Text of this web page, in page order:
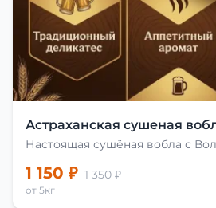
Астраханская сушеная
Настоящая сушёная вобла с
1 150 ₽ 1 350 ₽
от 5кг